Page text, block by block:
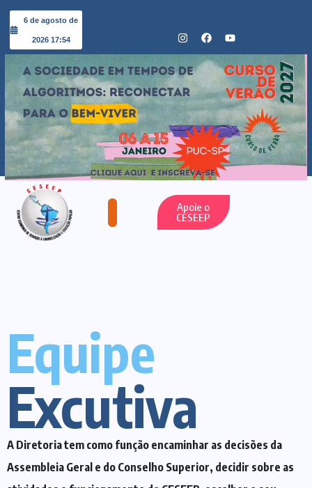
6 de agosto de
2026 17:54
Apoie o
CESEEP
Equipe
Excutiva
A Diretoria tem como função encaminhar as decisões da
Assembleia Geral e do Conselho Superior, decidir sobre as